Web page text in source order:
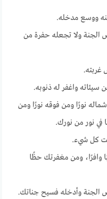
ووسع مدخله.
الجنة ولا تجعله حفرة من
غربته.
سيئاته واغفر له ذنوبه.
نورًا ومن فوقه نورًا ومن
في نور من نورك.
كل شيء.
وافرًا، ومن مغفرتك حظًا
الجنة وأدخله فسيح جناتك.